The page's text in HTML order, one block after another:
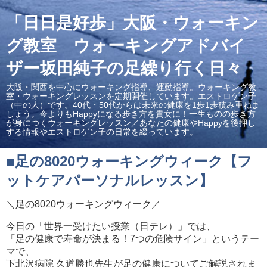
「日日是好歩」大阪・ウォーキン
グ教室 ウォーキングアドバイ
ザー坂田純子の足繰り行く日々
大阪・関西を中心にウォーキング指導、運動指導。ウォーキング教
室・ウォーキングレッスンを定期開催しています。エストロゲン子
（中の人）です。40代・50代からは未来の健康を1歩1歩積み重ねま
しょう。今よりもHappyになる歩き方を貴女に！一生ものの歩き方
が身につくウォーキングレッスン／あなたの健康やHappyを後押し
する情報やエストロゲン子の日常を綴っています。
■足の8020ウォーキングウィーク【フ
ットケアパーソナルレッスン】
＼足の8020ウォーキングウィーク／
今日の「世界一受けたい授業（日テレ）」では、
「足の健康で寿命が決まる！7つの危険サイン」というテー
マで、
下北沢病院 久道勝也先生が足の健康についてご解説されま